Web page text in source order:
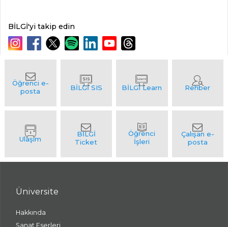
BİLGİ'yi takip edin
Üniversite
Hakkında
Sanat Eserleri